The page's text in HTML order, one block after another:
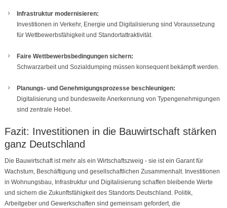
Infrastruktur modernisieren:
Investitionen in Verkehr, Energie und Digitalisierung sind Voraussetzung
für Wettbewerbsfähigkeit und Standortattraktivität.
Faire Wettbewerbsbedingungen sichern:
Schwarzarbeit und Sozialdumping müssen konsequent bekämpft werden.
Planungs- und Genehmigungsprozesse beschleunigen:
Digitalisierung und bundesweite Anerkennung von Typengenehmigungen
sind zentrale Hebel.
Fazit: Investitionen in die Bauwirtschaft stärken
ganz Deutschland
Die Bauwirtschaft ist mehr als ein Wirtschaftszweig - sie ist ein Garant für
Wachstum, Beschäftigung und gesellschaftlichen Zusammenhalt. Investitionen
in Wohnungsbau, Infrastruktur und Digitalisierung schaffen bleibende Werte
und sichern die Zukunftsfähigkeit des Standorts Deutschland. Politik,
Arbeitgeber und Gewerkschaften sind gemeinsam gefordert, die